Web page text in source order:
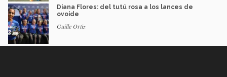
Diana Flores: del tutú rosa a los lances de
ovoide
Guille Ortiz